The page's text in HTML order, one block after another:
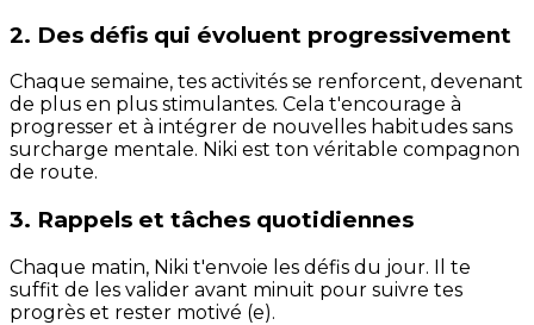
2. Des défis qui évoluent progressivement
Chaque semaine, tes activités se renforcent, devenant
de plus en plus stimulantes. Cela t'encourage à
progresser et à intégrer de nouvelles habitudes sans
surcharge mentale. Niki est ton véritable compagnon
de route.
3. Rappels et tâches quotidiennes
Chaque matin, Niki t'envoie les défis du jour. Il te
suffit de les valider avant minuit pour suivre tes
progrès et rester motivé (e).